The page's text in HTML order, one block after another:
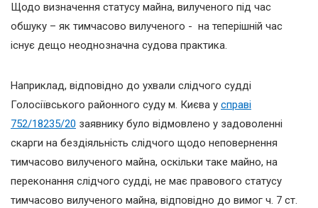
Щодо визначення статусу майна, вилученого під час
обшуку – як тимчасово вилученого - на теперішній час
існує дещо неоднозначна судова практика.
Наприклад, відповідно до ухвали слідчого судді
Голосіївського районного суду м. Києва у справі
752/18235/20 заявнику було відмовлено у задоволенні
скарги на бездіяльність слідчого щодо неповернення
тимчасово вилученого майна, оскільки таке майно, на
переконання слідчого судді, не має правового статусу
тимчасово вилученого майна, відповідно до вимог ч. 7 ст.